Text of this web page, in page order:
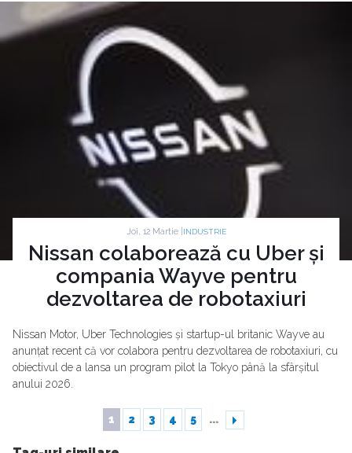
Joi, 12 Martie | INDUSTRIE
Nissan colaborează cu Uber și
compania Wayve pentru
dezvoltarea de robotaxiuri
Nissan Motor, Uber Technologies și startup-ul britanic Wayve au
anunțat recent că vor colabora pentru dezvoltarea de robotaxiuri, cu
obiectivul de a lansa un program pilot la Tokyo până la sfârșitul
anului 2026.
1 2 3 4 5 ...